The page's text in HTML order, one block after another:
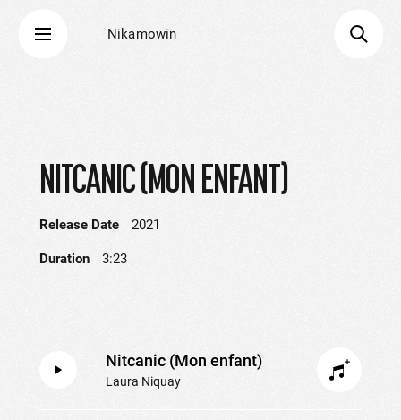
Nikamowin
NITCANIC (MON ENFANT)
Release Date 2021
Duration 3:23
Nitcanic (Mon enfant)
Laura Niquay